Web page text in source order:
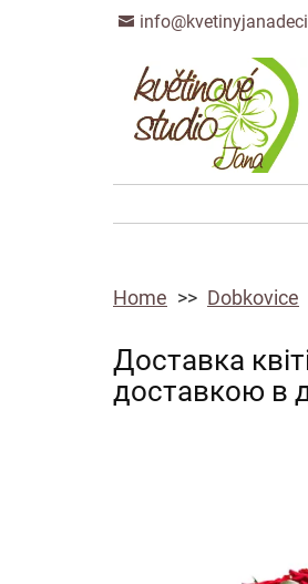
Home Dobkovice
Доставка
доставкою в